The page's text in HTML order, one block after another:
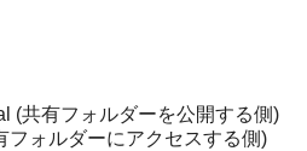
(共有フォルダーを公開する側)
フォルダーにアクセスする側)